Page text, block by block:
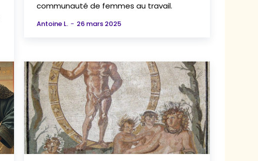
communauté de femmes au travail.
Antoine L. - 26 mars 2025